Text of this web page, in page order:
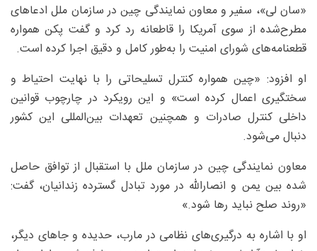
«سان لی»، سفیر و معاون نمایندگی چین در سازمان ملل ادعاهای
مطرح‌شده از سوی آمریکا را قاطعانه رد کرد و گفت پکن همواره
قطعنامه‌های شورای امنیت را به‌طور کامل و دقیق اجرا کرده است.
او افزود: «چین همواره کنترل تسلیحاتی را با نهایت احتیاط و
سختگیری اعمال کرده است» و این رویکرد در چارچوب قوانین
داخلی کنترل صادرات و همچنین تعهدات بین‌المللی این کشور
دنبال می‌شود.
معاون نمایندگی چین در سازمان ملل با استقبال از توافق حاصل
شده بین یمن و انصارالله در مورد تبادل گسترده زندانیان، گفت:
«روند صلح نباید رها شود.»
او با اشاره به درگیری‌های نظامی در مارب، حدیده و جاهای دیگر،